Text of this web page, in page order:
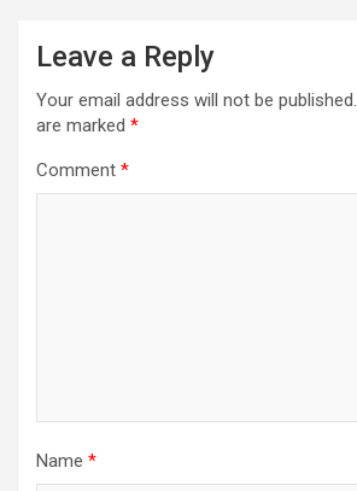
Leave a Reply
Your email address will not be published.
are marked *
Comment *
Name *